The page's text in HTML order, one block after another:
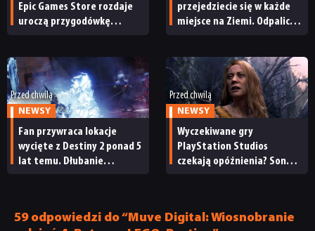
Epic Games Store rozdaje
uroczą przygodówkę
przejedziecie się w każde
miejsce na Ziemi. Odpalicie
Przed chwilą
NEWSY
Fan przywraca lokacje
wycięte z Destiny 2 ponad 5
lat temu. Dłubanie
Przed chwilą
NEWSY
Wyczekiwane gry
PlayStation Studios
czekają opóźnienia? Sony
59 odpowiedzi do “Muve Digital: Wiosnobranie